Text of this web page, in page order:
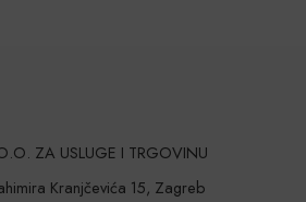
ZA USLUGE I TRGOVINU
Kranjčevića 15, Zagreb